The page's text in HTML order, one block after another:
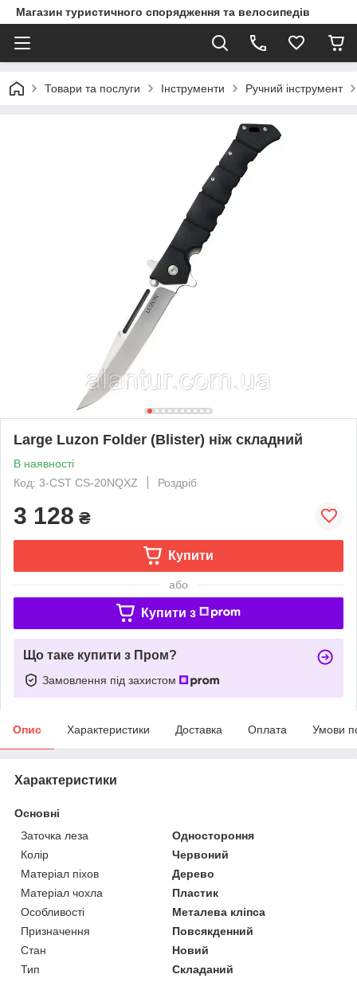
Магазин туристичного спорядження та велосипедів
Товари та послуги Інструменти Ручний інструмент
Large Luzon Folder (Blister) ніж складний
В наявності
Код: 3-CST CS-20NQXZ
Роздріб
3 128 ₴
Купити
або
Купити з
Що таке купити з Пром?
Замовлення під захистом
Опис Характеристики Доставка Оплата Умови
Характеристики
Основні
Заточка леза
Одностороння
Колір
Червоний
Матеріал піхов
Дерево
Матеріал чохла
Пластик
Особливості
Металева кліпса
Призначення
Повсякденний
Стан
Новий
Тип
Складаний